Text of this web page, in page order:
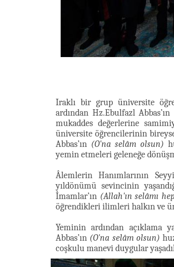
Iraklı bir grup üniversite
ardından Hz.Ebulfazl Abbas’ın
mukaddes değerlerine
üniversite öğrencilerinin
Abbas’ın (O'na selâm olsun)
yemin etmeleri geleneğe
Âlemlerin Hanımlarının
yıldönümü sevincinin
İmamlar’ın (Allah'ın selâmı
öğrendikleri ilimleri halkın ve
Yeminin ardından açıklama
Abbas’ın (O'na selâm olsun)
coşkulu manevi duygular